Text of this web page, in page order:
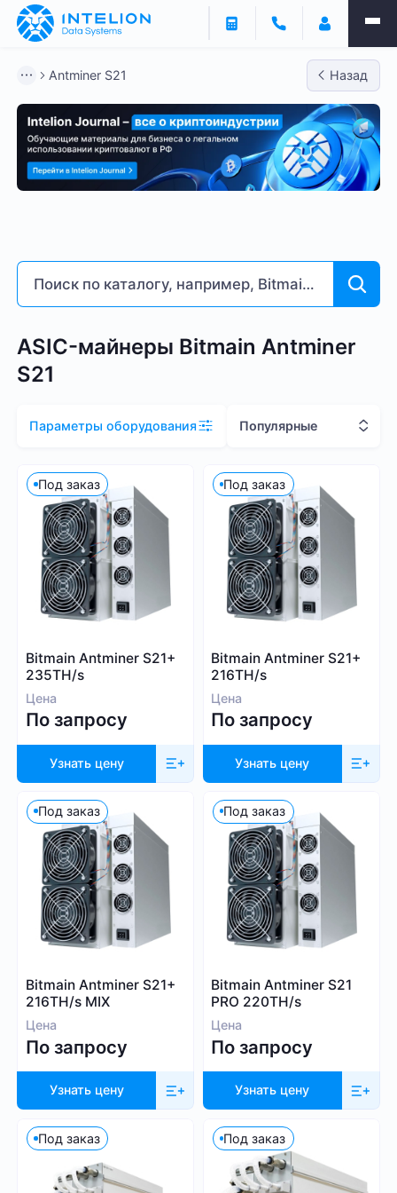
Antminer S21 Назад
Фильтры
Готовый бизнес
Контейнеры
Цена (RUB)
2 081 000
Хэшрейт
Энергопотребление (Вт)
60 000
Алгоритм
SHA-256
Scrypt
Kadena
Eaglesong
Ethash
X11
kHeavyHash
Посмотреть все
ASIC-майнеры Bitmain Antminer
S21
Параметры оборудования Популярные
Под заказ
Bitmain Antminer S21+
235TH/s
Цена
По запросу
Узнать цену
Под заказ
Bitmain Antminer S21+
216TH/s
Цена
По запросу
Узнать цену
Под заказ
Bitmain Antminer S21+
216TH/s MIX
Цена
По запросу
Узнать цену
Под заказ
Bitmain Antminer S21
PRO 220TH/s
Цена
По запросу
Узнать цену
Под заказ Под заказ